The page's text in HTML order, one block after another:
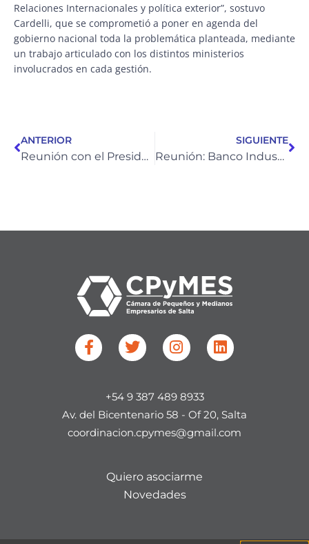
Relaciones Internacionales y política exterior”, sostuvo
Cardelli, que se comprometió a poner en agenda del
gobierno nacional toda la problemática planteada, mediante
un trabajo articulado con los distintos ministerios
involucrados en cada gestión.
ANTERIOR
Reunión con el Presidente del INTI
SIGUIENTE
Reunión: Banco Industrial y de Comercio Exterior
F
a
o
o
T
w
t
e
r
I
n
a
g
r
L
i
d
i
+54 9 387 489 8933
Av. del Bicentenario 58 - Of 20, Salta​
coordinacion.cpymes@gmail.com
Quiero asociarme
Novedades